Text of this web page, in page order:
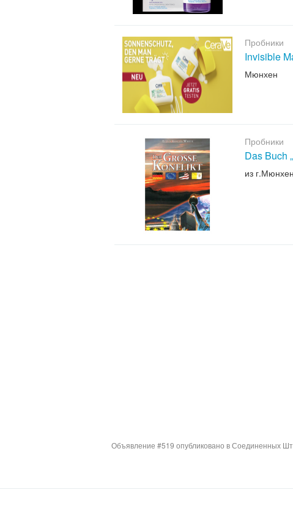
Пробники
Invisible
Мюнхен
Пробники
Das Buch
из г.Мюнхен
Объявление #519 опубликовано в Соединенных